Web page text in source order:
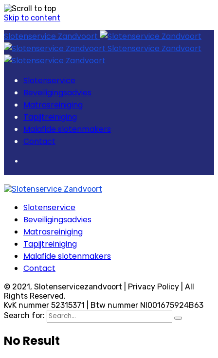
Skip to content
Slotenservice Zandvoort
Slotenservice Zandvoort
Slotenservice
Beveiligingsadvies
Matrasreiniging
Tapijtreiniging
Malafide slotenmakers
Contact
Slotenservice
Beveiligingsadvies
Matrasreiniging
Tapijtreiniging
Malafide slotenmakers
Contact
© 2021, Slotenservicezandvoort | Privacy Policy | All
Rights Reserved.
KvK nummer 52315371 | Btw nummer Nl001675924B63
Search for:
No Result